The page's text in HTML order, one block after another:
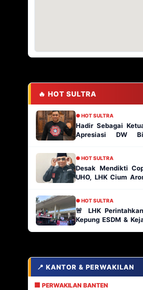
🔥 HOT SULTRA
● HOT SULTRA
Hadir Sebagai
Apresiasi DW
● HOT SULTRA
Desak Mendikti
UHO, LHK Cium
● HOT SULTRA
🚨 LHK
Kepung ESDM &
📍 KANTOR & PERWAKILAN
🏢 PERWAKILAN BANTEN